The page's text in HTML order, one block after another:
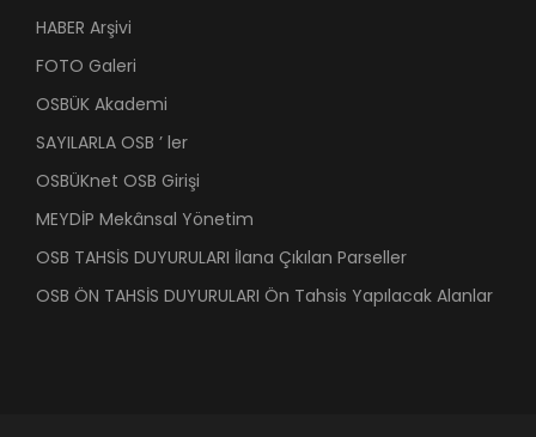
HABER Arşivi
FOTO Galeri
OSBÜK Akademi
SAYILARLA OSB ’ ler
OSBÜKnet OSB Girişi
MEYDİP Mekânsal Yönetim
OSB TAHSİS DUYURULARI İlana Çıkılan Parseller
OSB ÖN TAHSİS DUYURULARI Ön Tahsis Yapılacak Alanlar